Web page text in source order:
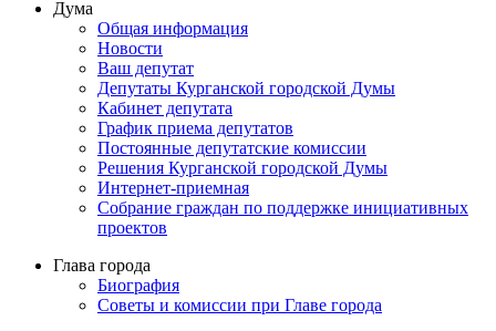
Дума
Общая информация
Новости
Ваш депутат
Депутаты Курганской городской Думы
Кабинет депутата
График приема депутатов
Постоянные депутатские комиссии
Решения Курганской городской Думы
Интернет-приемная
Собрание граждан по поддержке инициативных
проектов
Глава города
Биография
Советы и комиссии при Главе города